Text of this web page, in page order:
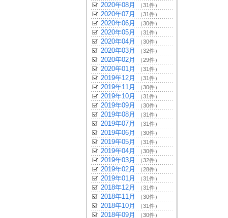
2020年08月 （31件）
2020年07月 （31件）
2020年06月 （30件）
2020年05月 （31件）
2020年04月 （30件）
2020年03月 （32件）
2020年02月 （29件）
2020年01月 （31件）
2019年12月 （31件）
2019年11月 （30件）
2019年10月 （31件）
2019年09月 （30件）
2019年08月 （31件）
2019年07月 （31件）
2019年06月 （30件）
2019年05月 （31件）
2019年04月 （30件）
2019年03月 （32件）
2019年02月 （28件）
2019年01月 （31件）
2018年12月 （31件）
2018年11月 （30件）
2018年10月 （31件）
2018年09月 （30件）